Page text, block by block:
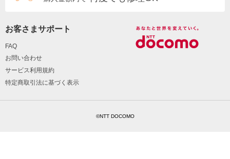
お客さまサポート
FAQ
お問い合わせ
サービス利用規約
特定商取引法に基づく表示
©NTT DOCOMO